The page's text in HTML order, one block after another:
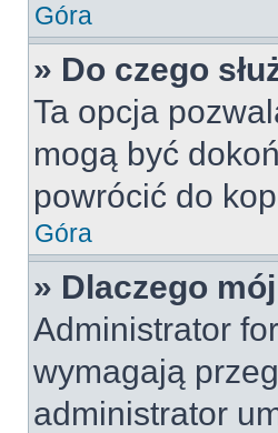
Góra
» Do czego
Ta opcja
mogą być
powrócić do
Góra
» Dlaczego
Administrator
wymagają
administrator